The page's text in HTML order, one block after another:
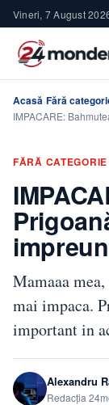
Vineri, 7 August
Acasă›Fără
IMPACARE:
FĂRĂ CATEGORIE
Mamaaa
mai impaca.
important in
Alexandru
Redacția